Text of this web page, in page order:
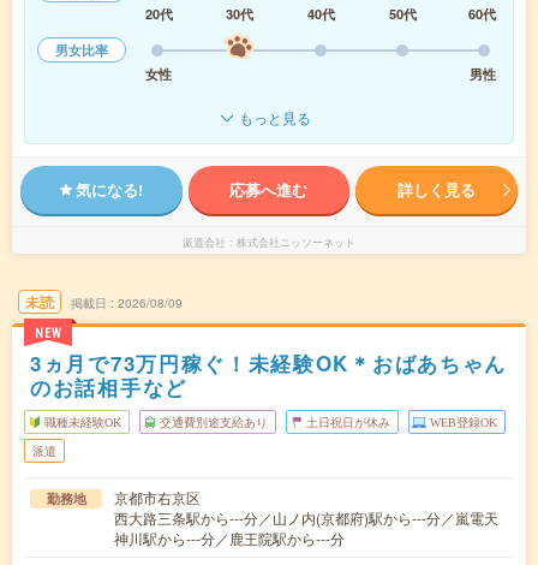
20代
30代 40代 50代
60代
男女比率
女性
男性
もっと見る
気になる! 応募へ進む 詳しく見る
派遣会社 株式会社ニッソーネット
未読
NEW
掲載日 2026/08/09
3ヵ月で73万円稼ぐ！未経験OK＊おばあちゃん
のお話相手など
職種未経験OK 交通費別途支給あり 土日祝日が休み WEB登録OK
派遣
勤務地
京都市右京区
西大路三条駅から---分／山ノ内(京都府)駅から---分／嵐電天
神川駅から---分／鹿王院駅から---分